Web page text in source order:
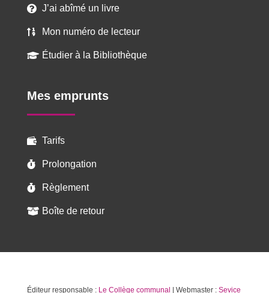
 J’ai abîmé un livre
 Mon numéro de lecteur
 Étudier à la Bibliothèque
Mes emprunts
 Tarifs
 Prolongation
 Règlement
 Boîte de retour
Éditeur responsable : Le Collège communal | Webmaster : Sevice